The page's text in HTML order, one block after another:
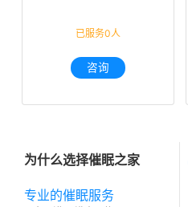
已服务0人
咨询
为什么选择催眠之家
专业的催眠服务